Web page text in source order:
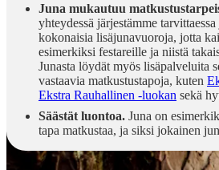
Juna mukautuu
yhteydessä järjestämme
kokonaisia lisäjunavuoroja, jotta
esimerkiksi festareille ja niistä
Junasta löydät myös lisäpalveluita
vastaavia matkustustapoja, kuten
Ekstra Rauhallinen -luokan sekä
Säästät luontoa. Juna on
tapa matkustaa, ja siksi jokainen